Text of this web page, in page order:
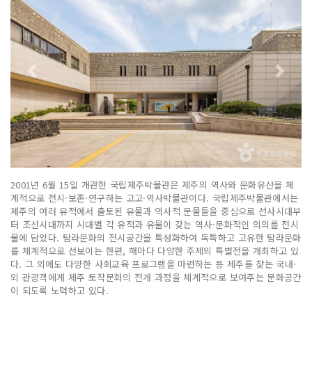
2001년 6월 15일 개관한 국립제주박물관은 제주의 역사와 문화유산을 체
계적으로 전시·보존·연구하는 고고·역사박물관이다. 국립제주박물관에서는
제주의 여러 유적에서 출토된 유물과 역사적 문물들을 중심으로 선사시대부
터 조선시대까지 시대별 각 유적과 유물이 갖는 역사·문화적인 의의를 전시
물에 담았다. 탐라문화의 전시공간을 특성화하여 독특하고 고유한 탐라문화
를 체계적으로 선보이는 한편, 해마다 다양한 주제의 특별전을 개최하고 있
다. 그 외에도 다양한 사회교육 프로그램을 마련하는 등 제주를 찾는 국내·
외 관광객에게 제주 토착문화의 전개 과정을 체계적으로 보여주는 문화공간
이 되도록 노력하고 있다.